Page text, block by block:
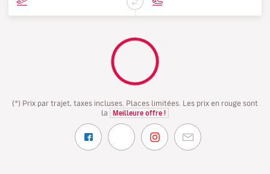
(*) Prix par trajet, taxes incluses. Places limitées. Les prix en rouge sont
la
Meilleure offre !